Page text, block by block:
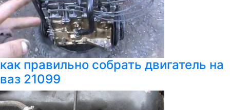
как правильно собрать двигатель на
ваз 21099